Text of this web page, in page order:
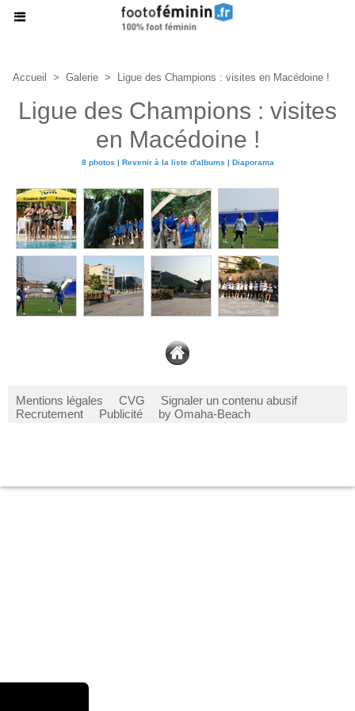
Accueil > Galerie > Ligue des Champions : visites en Macédoine !
Ligue des Champions : visites
en Macédoine !
8 photos | Revenir à la liste d'albums | Diaporama
Mentions légales CVG
Signaler un contenu abusif
Recrutement
Publicité by Omaha-Beach